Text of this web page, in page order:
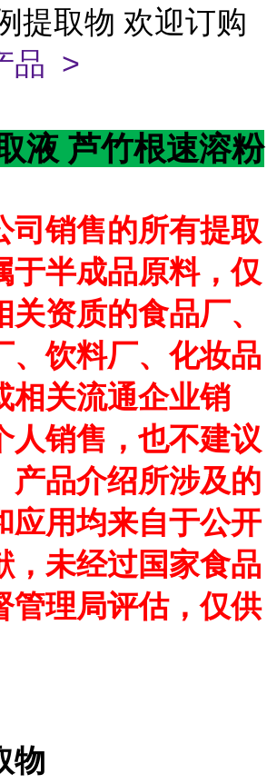
提取物 欢迎订购
品 >
液 芦竹根速溶粉
司销售的所有提取
于半成品原料，仅
资质的食品厂、
、饮料厂、化妆品
相关流通企业销
人销售，也不建议
产品介绍所涉及的
应用均来自于公开
，未经过国家食品
管理局评估，仅供
物